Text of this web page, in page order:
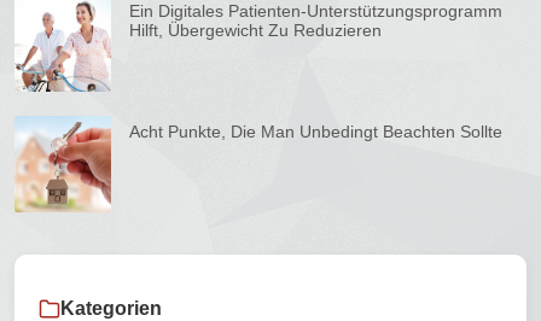
Ein Digitales Patienten-Unterstützungsprogramm
Hilft, Übergewicht Zu Reduzieren
Acht Punkte, Die Man Unbedingt Beachten Sollte
Kategorien